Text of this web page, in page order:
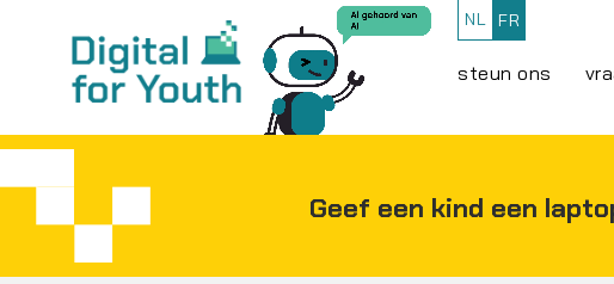
NL FR
steun ons
Geef een kind een